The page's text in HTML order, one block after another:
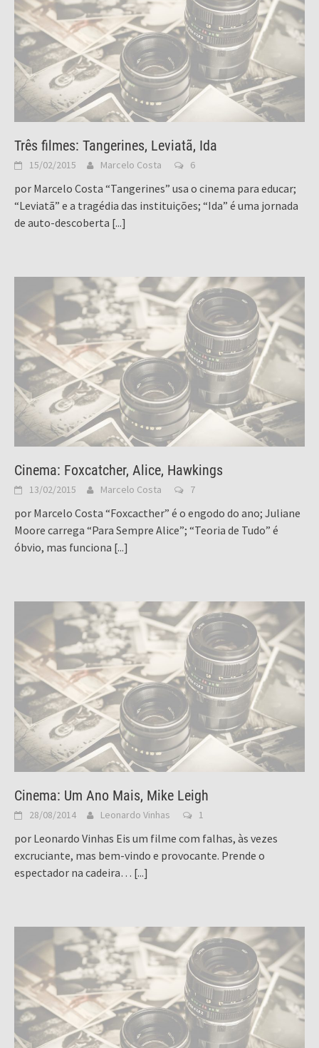
Três filmes: Tangerines, Leviatã, Ida
15/02/2015 Marcelo Costa 6
por Marcelo Costa “Tangerines” usa o cinema para educar;
“Leviatã” e a tragédia das instituições; “Ida” é uma jornada
de auto-descoberta [...]
Cinema: Foxcatcher, Alice, Hawkings
13/02/2015 Marcelo Costa 7
por Marcelo Costa “Foxcacther” é o engodo do ano; Juliane
Moore carrega “Para Sempre Alice”; “Teoria de Tudo” é
óbvio, mas funciona [...]
Cinema: Um Ano Mais, Mike Leigh
28/08/2014 Leonardo Vinhas 1
por Leonardo Vinhas Eis um filme com falhas, às vezes
excruciante, mas bem-vindo e provocante. Prende o
espectador na cadeira… [...]